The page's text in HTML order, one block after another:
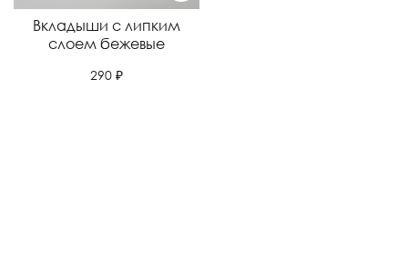
Вкладыши с липким
слоем бежевые
290 ₽